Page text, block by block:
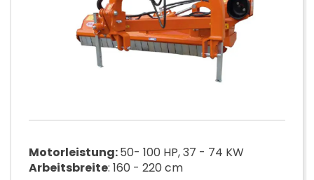
Motorleistung:50- 100 HP, 37 - 74 KW
Arbeitsbreite: 160 - 220 cm